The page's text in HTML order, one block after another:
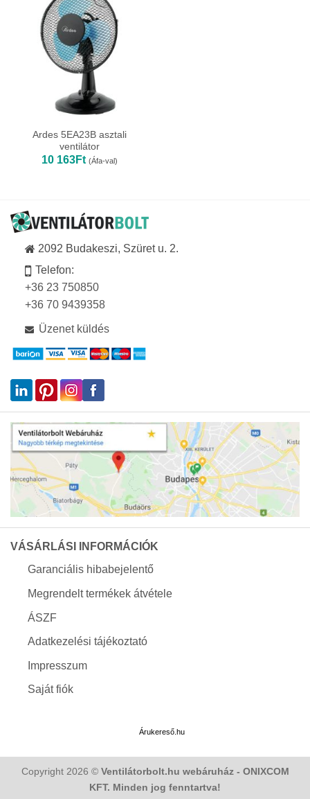
Ardes 5EA23B asztali
ventilátor
10 163Ft (Áfa-val)
2092 Budakeszi, Szüret u. 2.
Telefon:
+36 23 750850
+36 70 9439358
Üzenet küldés
VÁSÁRLÁSI INFORMÁCIÓK
Garanciális hibabejelentő
Megrendelt termékek átvétele
ÁSZF
Adatkezelési tájékoztató
Impresszum
Saját fiók
Árukereső.hu
Copyright 2026 © Ventilátorbolt.hu webáruház - ONIXCOM
KFT. Minden jog fenntartva!